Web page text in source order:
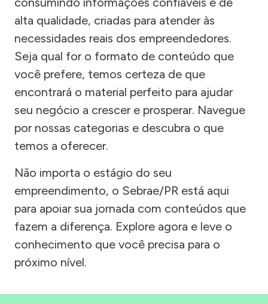
alta qualidade, criadas para atender às
necessidades reais dos empreendedores.
Seja qual for o formato de conteúdo que
você prefere, temos certeza de que
encontrará o material perfeito para ajudar
seu negócio a crescer e prosperar. Navegue
por nossas categorias e descubra o que
temos a oferecer.
Não importa o estágio do seu
empreendimento, o Sebrae/PR está aqui
para apoiar sua jornada com conteúdos que
fazem a diferença. Explore agora e leve o
conhecimento que você precisa para o
próximo nível.